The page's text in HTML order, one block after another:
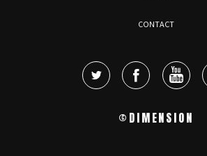
CONTACT
©DIMENSION